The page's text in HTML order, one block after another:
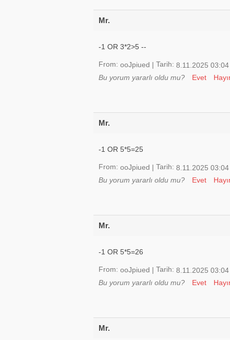
Mr.
-1 OR 3*2>5 --
From: ooJpiued | Tarih: 8.11.2025 03:04
Bu yorum yararlı oldu mu?
Evet
Mr.
-1 OR 5*5=25
From: ooJpiued | Tarih: 8.11.2025 03:04
Bu yorum yararlı oldu mu?
Evet
Mr.
-1 OR 5*5=26
From: ooJpiued | Tarih: 8.11.2025 03:04
Bu yorum yararlı oldu mu?
Evet
Mr.